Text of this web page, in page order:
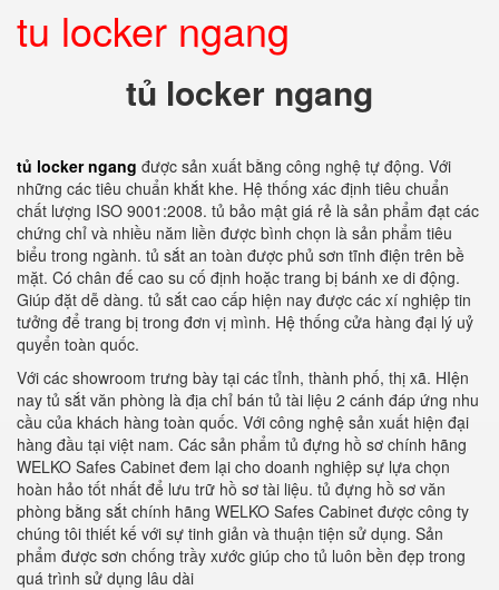
tu locker ngang
tủ locker ngang
tủ locker ngang được sản xuất bằng công nghệ tự động. Với
những các tiêu chuẩn khắt khe. Hệ thống xác định tiêu chuẩn
chất lượng ISO 9001:2008. tủ bảo mật giá rẻ là sản phẩm đạt các
chứng chỉ và nhiều năm liền được bình chọn là sản phẩm tiêu
biểu trong ngành. tủ sắt an toàn được phủ sơn tĩnh điện trên bề
mặt. Có chân đế cao su cố định hoặc trang bị bánh xe di động.
Giúp đặt dễ dàng. tủ sắt cao cấp hiện nay được các xí nghiệp tin
tưởng để trang bị trong đơn vị mình. Hệ thống cửa hàng đại lý uỷ
quyển toàn quốc.
Với các showroom trưng bày tại các tỉnh, thành phố, thị xã. HIện
nay tủ sắt văn phòng là địa chỉ bán tủ tài liệu 2 cánh đáp ứng nhu
cầu của khách hàng toàn quốc. Với công nghệ sản xuất hiện đại
hàng đầu tại việt nam. Các sản phẩm tủ đựng hồ sơ chính hãng
WELKO Safes Cabinet đem lại cho doanh nghiệp sự lựa chọn
hoàn hảo tốt nhất để lưu trữ hồ sơ tài liệu. tủ đựng hồ sơ văn
phòng bằng sắt chính hãng WELKO Safes Cabinet được công ty
chúng tôi thiết kế với sự tinh giản và thuận tiện sử dụng. Sản
phẩm được sơn chống trầy xước giúp cho tủ luôn bền đẹp trong
quá trình sử dụng lâu dài